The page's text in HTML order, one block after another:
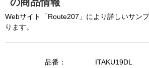
y
Webサイト「Route207」により詳しいサン
ります。
品番：
ITAKU19DL